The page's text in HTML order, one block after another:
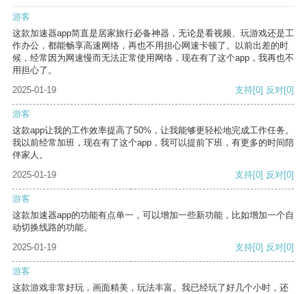
游客
这款加速器app简直是居家旅行必备神器，无论是看视频、玩游戏还是工
作办公，都能畅享高速网络，再也不用担心网速卡顿了。以前出差的时
候，经常因为网速慢而无法正常使用网络，现在有了这个app，我再也不
用担心了。
2025-01-19
支持[0] 反对[0]
游客
这款app让我的工作效率提高了50%，让我能够更轻松地完成工作任务。
我以前经常加班，现在有了这个app，我可以提前下班，有更多的时间陪
伴家人。
2025-01-19
支持[0] 反对[0]
游客
这款加速器app的功能有点单一，可以增加一些新功能，比如增加一个自
动切换线路的功能。
2025-01-19
支持[0] 反对[0]
游客
这款游戏非常好玩，画面精美，玩法丰富。我已经玩了好几个小时，还